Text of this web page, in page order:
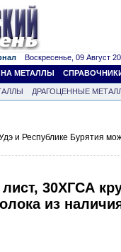
Воскресенье, 09 Август
МЕТАЛЛЫ
ДРАГОЦЕННЫЕ
и Республике Бурятия
30ХГСА
из